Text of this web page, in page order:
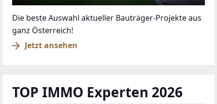
Die beste Auswahl aktueller Bauträger-Projekte aus
ganz Österreich!
Jetzt ansehen
TOP IMMO Experten 2026